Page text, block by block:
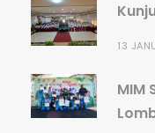
13
MIM